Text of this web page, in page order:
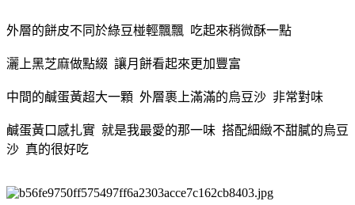
外層的餅皮不同於綠豆椪輕飄飄 吃起來稍微酥一點
灑上黑芝麻做點綴 讓月餅看起來更加豐富
中間的鹹蛋黃超大一顆 外層裹上滿滿的烏豆沙 非常對味
鹹蛋黃口感扎實 就是我最愛的那一味 搭配細緻不甜膩的烏豆
沙 真的很好吃